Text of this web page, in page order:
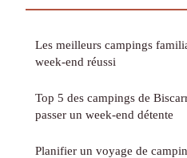
Les meilleurs campings
week-end réussi
Top 5 des campings de
passer un week-end détente
Planifier un voyage de